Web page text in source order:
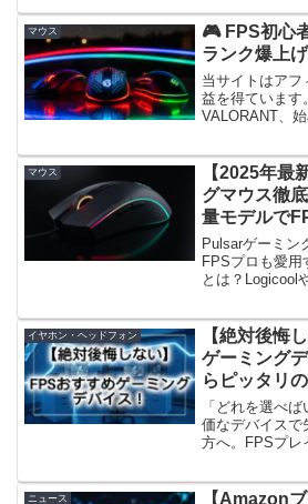
格、カスタマイ
のプレイスタイ
ウスを選ぶ基準
WIRELESSが
説します。」
マウス
🎮 FPS初心
ランク爆上
当サイトはアフ
益を得ています
VALORANT、
れません！💡
人のランク爆
バー...
マウス
【2025年最
グマウス徹
量モデルで
｜Logicool
Pulsarゲーミン
FPSプロも愛用
とは？Logicool
あなたのエイム
う。
イヤホン・ヘッドフォン
【絶対後悔
ゲーミング
らピッタリ
る！マウス
ボード・イ
ー/
「どれを選べ
価なデバイスで
方へ。FPSプレ
ご紹介！プレイ
たマウス、マ
ニュース
【Amazon